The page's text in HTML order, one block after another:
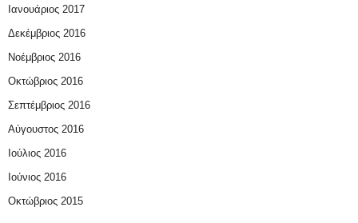
Ιανουάριος 2017
Δεκέμβριος 2016
Νοέμβριος 2016
Οκτώβριος 2016
Σεπτέμβριος 2016
Αύγουστος 2016
Ιούλιος 2016
Ιούνιος 2016
Οκτώβριος 2015